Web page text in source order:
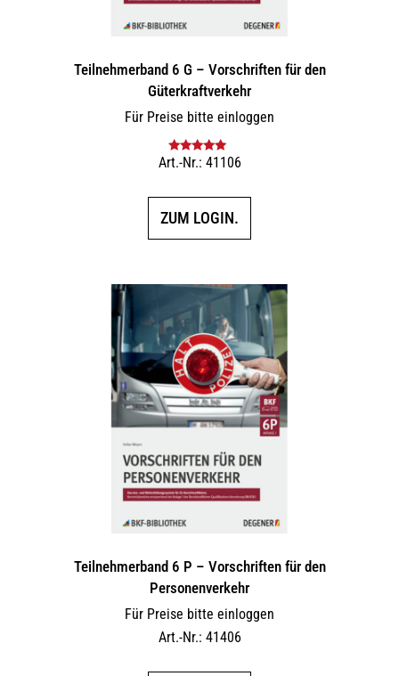
Teilnehmerband 6 G – Vorschriften für den
Güterkraftverkehr
Für Preise bitte einloggen
Bewertet mit
Art.-Nr.: 41106
ZUM LOGIN.
Teilnehmerband 6 P – Vorschriften für den
Personenverkehr
Für Preise bitte einloggen
Art.-Nr.: 41406